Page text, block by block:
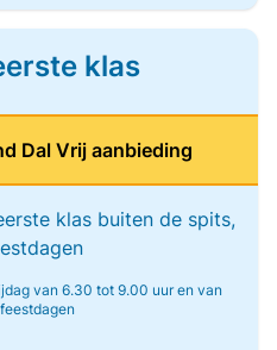
klas
Dal Vrij aanbieding
klas buiten de spits,
van 6.30 tot 9.00 uur en van